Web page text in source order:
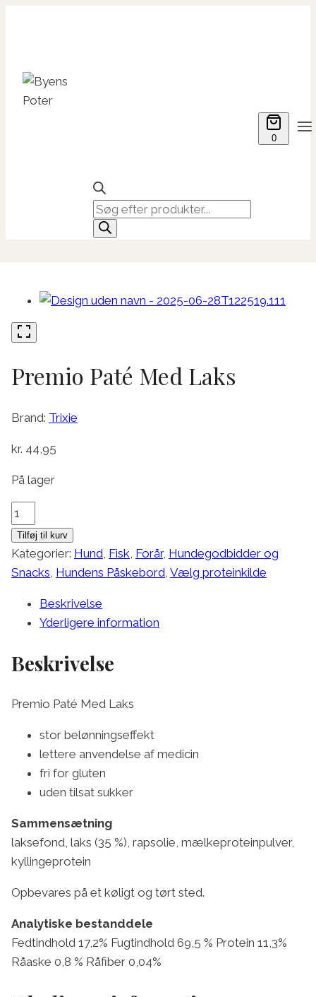
Products
search
0
Premio Paté Med Laks
Brand: Trixie
kr. 44,95
På lager
Premio
Paté
Med
Laks
Tilføj til kurv
Kategorier: Hund Fisk Forår, Hundegodbidder og
Snacks Hundens Påskebord Vælg proteinkilde
Beskrivelse
Yderligere information
Beskrivelse
Premio Paté Med Laks
stor belønningseffekt
lettere anvendelse af medicin
fri for gluten
uden tilsat sukker
Sammensætning
laksefond, laks (35 %), rapsolie, mælkeproteinpulver,
kyllingeprotein
Opbevares på et køligt og tørt sted.
Analytiske bestanddele
Fedtindhold 17,2% Fugtindhold 69,5 % Protein 11,3%
Råaske 0,8 % Råfiber 0,04%